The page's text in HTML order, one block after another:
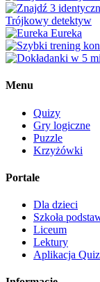
Trójkowy detektyw
Eureka
Menu
Quizy
Gry logiczne
Puzzle
Krzyżówki
Portale
Dla dzieci
Szkoła
Liceum
Lektury
Aplikacja